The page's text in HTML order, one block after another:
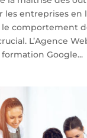
les entreprises en
comportement
L’Agence
Google...